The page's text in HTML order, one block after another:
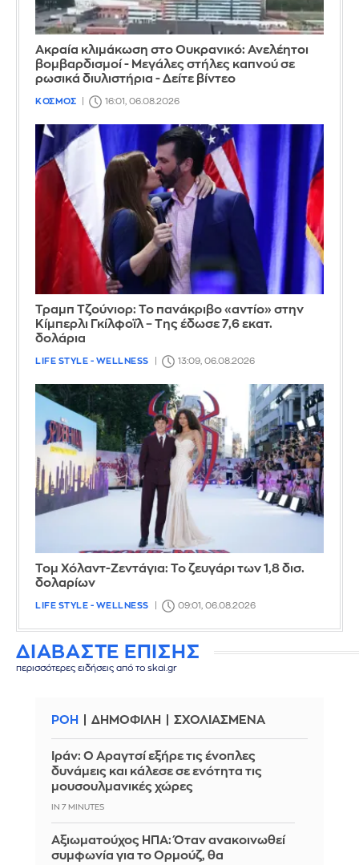
Ακραία κλιμάκωση στο Ουκρανικό: Ανελέητοι
βομβαρδισμοί - Μεγάλες στήλες καπνού σε
ρωσικά διυλιστήρια - Δείτε βίντεο
ΚΟΣΜΟΣ 16:01, 06.08.2026
Τραμπ Τζούνιορ: Το πανάκριβο «αντίο» στην
Κίμπερλι Γκίλφοϊλ – Της έδωσε 7,6 εκατ.
δολάρια
LIFE STYLE - WELLNESS 13:09, 06.08.2026
Τομ Χόλαντ-Ζεντάγια: Το ζευγάρι των 1,8 δισ.
δολαρίων
LIFE STYLE - WELLNESS 09:01, 06.08.2026
ΔΙΑΒΑΣΤΕ ΕΠΙΣΗΣ
περισσότερες ειδήσεις από το skai.gr
ΡΟΗ ΔΗΜΟΦΙΛΗ ΣΧΟΛΙΑΣΜΕΝΑ
Ιράν: Ο Αραγτσί εξήρε τις ένοπλες
δυνάμεις και κάλεσε σε ενότητα τις
μουσουλμανικές χώρες
IN 7 MINUTES
Αξιωματούχος ΗΠΑ: Όταν ανακοινωθεί
συμφωνία για το Ορμούζ, θα